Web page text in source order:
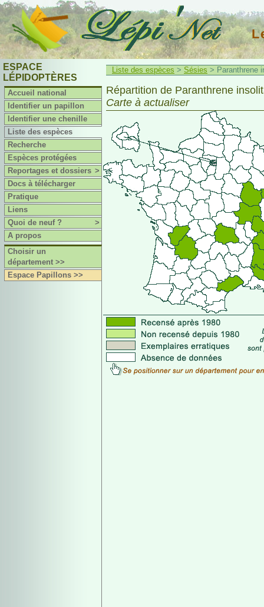
ESPACE
LÉPIDOPTÈRES
Accueil national
Identifier un papillon
Identifier une chenille
Liste des espèces
Recherche
Espèces protégées
Reportages et dossiers >
Docs à télécharger
Pratique
Liens
Quoi de neuf ?
>
A propos
Choisir un
département >>
Espace Papillons >>
Liste des espèces > Sésies > Paranthrene
Répartition de Paranthrene
Carte à actualiser